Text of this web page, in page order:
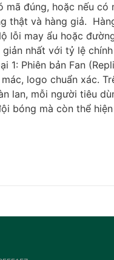
đúng, hoặc nếu
thật và hàng giả.
lỗi may ẩu hoặc
nhất với tỷ lệ
Phiên bản Fan
logo chuẩn xác.
lan, mỗi người tiêu
bóng mà còn thể